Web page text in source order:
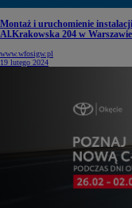
Montaż i uruchomienie
Al.Krakowska 204 w Warszawie
www.wfosigw.pl
19 lutego 2024